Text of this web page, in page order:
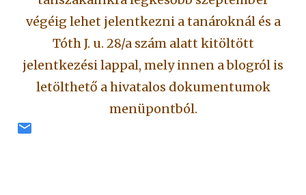
végéig lehet jelentkezni a tanároknál és a
Tóth J. u. 28/a szám alatt kitöltött
jelentkezési lappal, mely innen a blogról is
letölthető a hivatalos dokumentumok
menüpontból.